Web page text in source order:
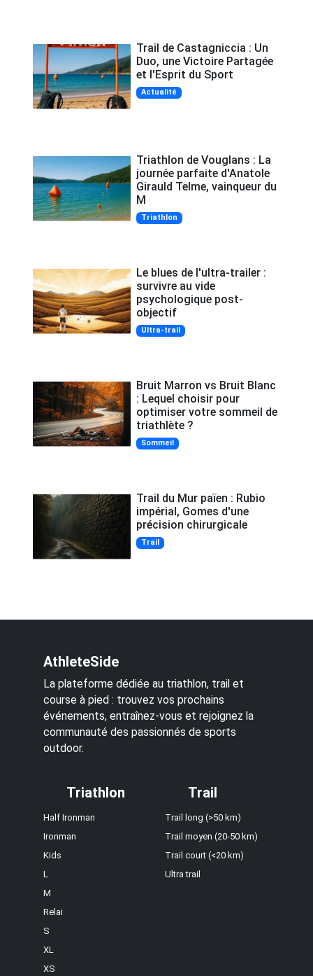
Trail de Castagniccia : Un
Duo, une Victoire Partagée
et l'Esprit du Sport
Actualité
Triathlon de Vouglans : La
journée parfaite d'Anatole
Girauld Telme, vainqueur du
M
Triathlon
Le blues de l'ultra-trailer :
survivre au vide
psychologique post-
objectif
Ultra-trail
Bruit Marron vs Bruit Blanc
: Lequel choisir pour
optimiser votre sommeil de
triathlète ?
Sommeil
Trail du Mur païen : Rubio
impérial, Gomes d'une
précision chirurgicale
Trail
AthleteSide
La plateforme dédiée au triathlon, trail et
course à pied : trouvez vos prochains
événements, entraînez-vous et rejoignez la
communauté des passionnés de sports
outdoor.
Triathlon
Half Ironman
Ironman
Kids
L
M
Relai
S
XL
XS
Trail
Trail long (>50 km)
Trail moyen (20-50 km)
Trail court (<20 km)
Ultra trail